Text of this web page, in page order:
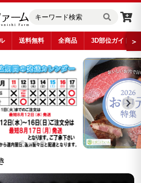
送料無料 全商品 3D部位ガイド ＞